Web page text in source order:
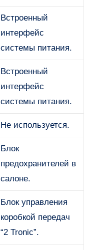
Встроенный
интерфейс
системы питания.
Встроенный
интерфейс
системы питания.
Не используется.
Блок
предохранителей в
салоне.
Блок управления
коробкой передач
“2 Tronic”.